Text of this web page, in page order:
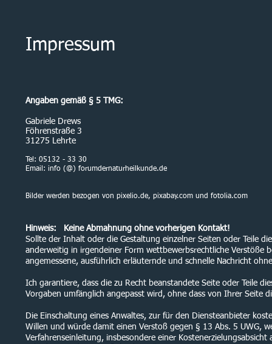
Impressum
Angaben gemäß § 5 TMG:
Gabriele Drews
Föhrenstraße 3
31275 Lehrte
Tel: 05132 - 33 30
Email: info (@) forumdernaturheilkunde.de
Bilder werden bezogen von pixelio.de, pixabay.com und fotolia.com
Hinweis: Keine Abmahnung ohne vorherigen Kontakt!
Sollte der Inhalt oder die Gestaltung einzelner Seiten oder Teile
anderweitig in irgendeiner Form wettbewerbsrechtliche Verstöße
angemessene, ausführlich erläuternde und schnelle Nachricht
Ich garantiere, dass die zu Recht beanstandete Seite oder Teile
Vorgaben umfänglich angepasst wird, ohne dass von Ihrer Seite
Die Einschaltung eines Anwaltes, zur für den Diensteanbieter
Willen und würde damit einen Verstoß gegen § 13 Abs. 5 UWG,
Verfahrenseinleitung, insbesondere einer